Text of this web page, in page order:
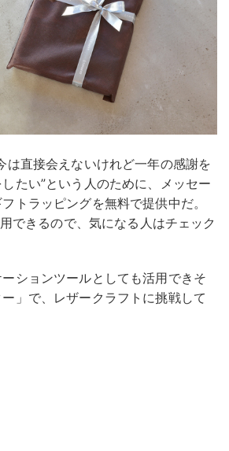
は直接会えないけれど一年の感謝を
たい”という人のために、メッセー
トラッピングを無料で提供中だ。
できるので、気になる人はチェック
ションツールとしても活用できそ
」で、レザークラフトに挑戦して